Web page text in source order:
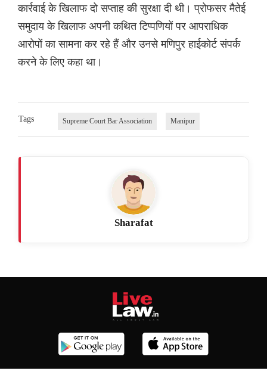
कार्रवाई के खिलाफ दो सप्ताह की सुरक्षा दी थी। प्रोफसर मैतेई
समुदाय के खिलाफ अपनी कथित टिप्पणियों पर आपराधिक
आरोपों का सामना कर रहे हैं और उनसे मणिपुर हाईकोर्ट संपर्क
करने के लिए कहा था।
Tags Supreme Court Bar Association Manipur
Sharafat